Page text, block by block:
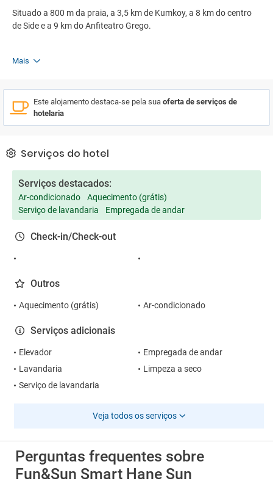
Situado a 800 m da praia, a 3,5 km de Kumkoy, a 8 km do centro
de Side e a 9 km do Anfiteatro Grego.
Mais
Este alojamento destaca-se pela sua oferta de serviços de
hotelaria
Serviços do hotel
Serviços destacados:
Ar-condicionado
Aquecimento (grátis)
Serviço de lavandaria
Empregada de andar
Check-in/Check-out
Outros
Aquecimento (grátis) Ar-condicionado
Serviços adicionais
Elevador
Empregada de andar
Lavandaria
Limpeza a seco
Serviço de lavandaria
Veja todos os serviços
Perguntas frequentes sobre
Fun&Sun Smart Hane Sun